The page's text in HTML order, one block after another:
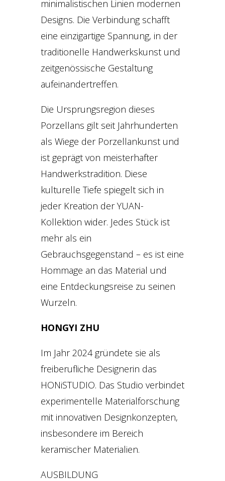
minimalistischen Linien modernen
Designs. Die Verbindung schafft
eine einzigartige Spannung, in der
traditionelle Handwerkskunst und
zeitgenössische Gestaltung
aufeinandertreffen.
Die Ursprungsregion dieses
Porzellans gilt seit Jahrhunderten
als Wiege der Porzellankunst und
ist geprägt von meisterhafter
Handwerkstradition. Diese
kulturelle Tiefe spiegelt sich in
jeder Kreation der YUAN-
Kollektion wider. Jedes Stück ist
mehr als ein
Gebrauchsgegenstand – es ist eine
Hommage an das Material und
eine Entdeckungsreise zu seinen
Wurzeln.
HONGYI ZHU
Im Jahr 2024 gründete sie als
freiberufliche Designerin das
HONiSTUDIO. Das Studio verbindet
experimentelle Materialforschung
mit innovativen Designkonzepten,
insbesondere im Bereich
keramischer Materialien.
AUSBILDUNG